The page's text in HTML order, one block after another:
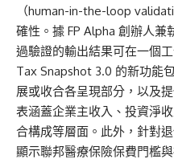
（human-in-the-loop
確性。據 FP Alpha 創辦人
過驗證的輸出結果可在一個
Tax Snapshot 3.0 的新功能
展或收合各呈現部分，以及
表涵蓋企業主收入、投資淨
合構成等層面。此外，針對
顯示聯邦醫療保險保費門檻